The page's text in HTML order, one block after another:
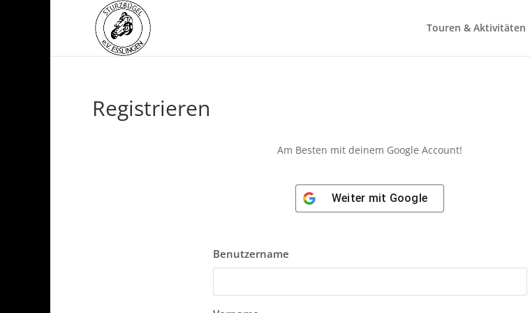
Touren & Aktivitäten
Registrieren
Am Besten mit deinem Google Account!
Weiter mit Google
Benutzername